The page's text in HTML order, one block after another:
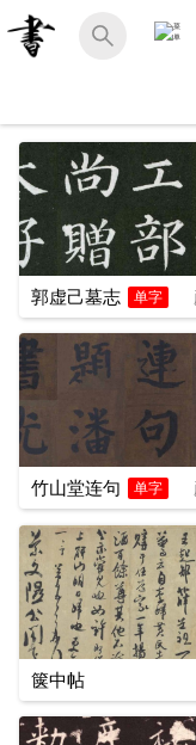
郭虚己墓志 单字
竹山堂连句 单字
箧中帖